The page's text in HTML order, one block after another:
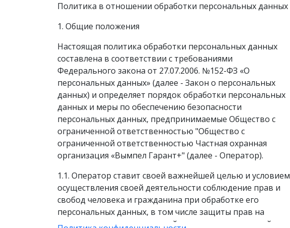
Политика в отношении обработки персональных данных
1. Общие положения
Настоящая политика обработки персональных данных
составлена в соответствии с требованиями
Федерального закона от 27.07.2006. №152-ФЗ «О
персональных данных» (далее - Закон о персональных
данных) и определяет порядок обработки персональных
данных и меры по обеспечению безопасности
персональных данных, предпринимаемые Общество с
ограниченной ответственностью "Общество с
ограниченной ответственностью Частная охранная
организация «Вымпел Гарант+" (далее - Оператор).
1.1. Оператор ставит своей важнейшей целью и условием
осуществления своей деятельности соблюдение прав и
свобод человека и гражданина при обработке его
персональных данных, в том числе защиты прав на
неприкосновенность частной жизни, личную и семейную